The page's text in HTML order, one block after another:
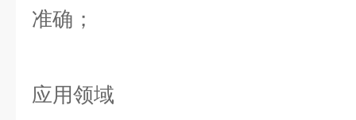
准确；
应用领域